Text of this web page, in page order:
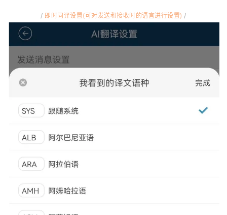
/ 即时同译设置(可对发送和接收时的语言进行设置) /